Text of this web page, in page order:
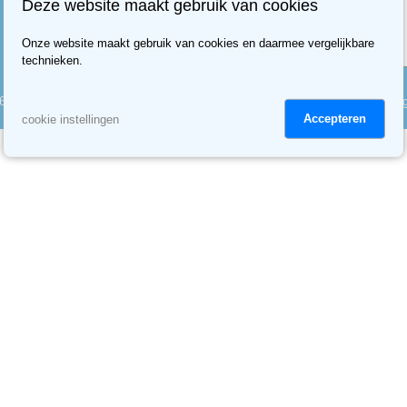
Comfort-Kussen Privacy Cookie
Deze website maakt gebruik van cookies
Onze website maakt gebruik van cookies en daarmee vergelijkbare
technieken.
cookie instellingen Accepteren